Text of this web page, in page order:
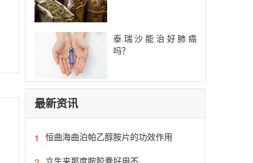
泰瑞沙能治好肺癌
吗？
最新资讯
1 恒曲海曲泊帕乙醇胺片的功效作用
立生来那度胺胶囊好用不